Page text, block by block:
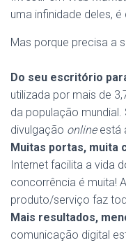
uma infinidade deles,
Mas porque precisa a
Do seu escritório
utilizada por mais de
da população
divulgação onlineestá
Muitas portas, muita
Internet facilita a vida
concorrência é muita!
produto/serviço faz
Mais resultados,
comunicação digital